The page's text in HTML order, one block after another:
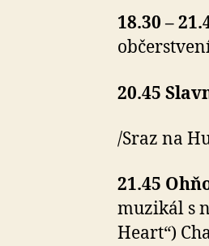
18.30 –
20.45
/Sraz na
21.45
muzikál s
Heart“)